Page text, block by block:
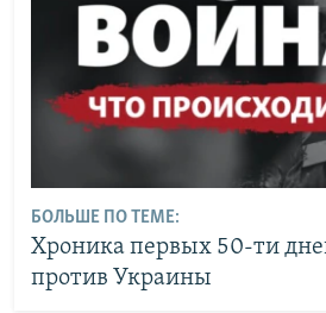
БОЛЬШЕ ПО ТЕМЕ:
Хроника первых 50-ти
против Украины